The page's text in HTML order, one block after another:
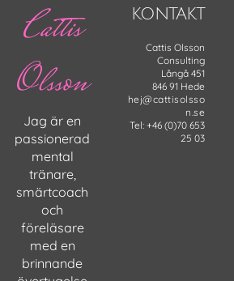
Cattis
Olsson
Jag är en
passionerad
mental
tränare,
smärtcoach
och
föreläsare
med en
brinnande
KONTAKT
Cattis Olsson
Consulting
Långå 451
846 91 Hede
hej@cattisolsso
n.se
Tel: +46 (0)70 653
25 03